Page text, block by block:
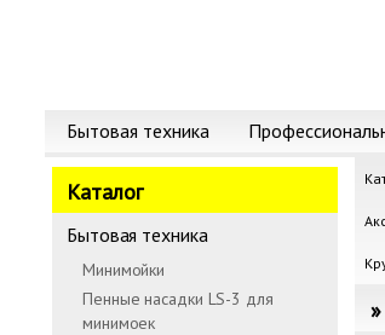
Бытовая техника
Каталог
Бытовая техника
Минимойки
Пенные насадки LS-3 для
минимоек